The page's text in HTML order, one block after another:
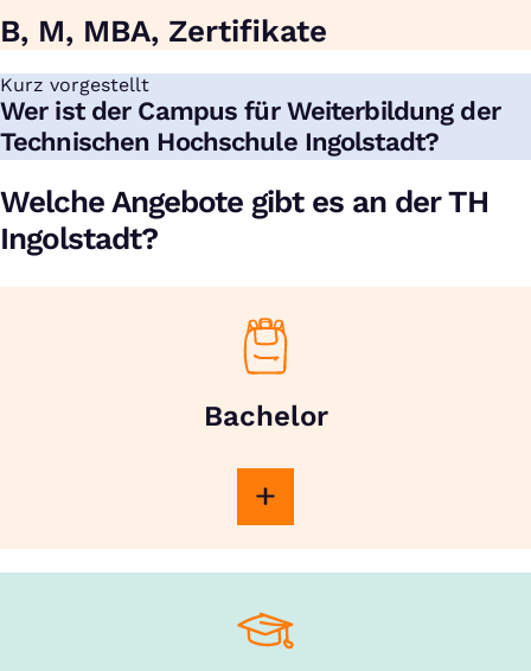
B, M, MBA, Zertifikate
Kurz vorgestellt
:
Wer ist der Campus für Weiterbildung der
Technischen Hochschule Ingolstadt?
Welche Angebote gibt es an der TH
Ingolstadt?
Bachelor